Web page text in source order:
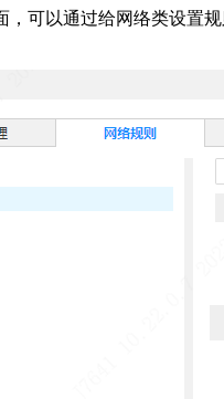
，可以通过给网络类设置规